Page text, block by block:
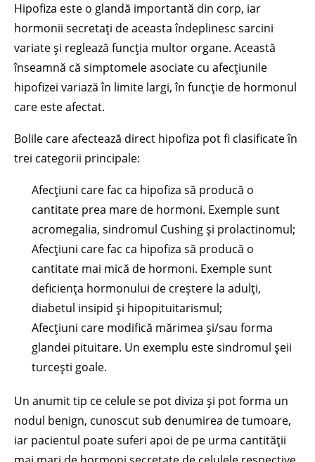
Hipofiza este o glandă importantă din corp, iar
hormonii secretați de aceasta îndeplinesc sarcini
variate și reglează funcția multor organe. Această
înseamnă că simptomele asociate cu afecțiunile
hipofizei variază în limite largi, în funcție de hormonul
care este afectat.
Bolile care afectează direct hipofiza pot fi clasificate în
trei categorii principale:
Afecțiuni care fac ca hipofiza să producă o
cantitate prea mare de hormoni. Exemple sunt
acromegalia, sindromul Cushing și prolactinomul;
Afecțiuni care fac ca hipofiza să producă o
cantitate mai mică de hormoni. Exemple sunt
deficiența hormonului de creștere la adulți,
diabetul insipid și hipopituitarismul;
Afecțiuni care modifică mărimea și/sau forma
glandei pituitare. Un exemplu este sindromul șeii
turcești goale.
Un anumit tip ce celule se pot diviza și pot forma un
nodul benign, cunoscut sub denumirea de tumoare,
iar pacientul poate suferi apoi de pe urma cantității